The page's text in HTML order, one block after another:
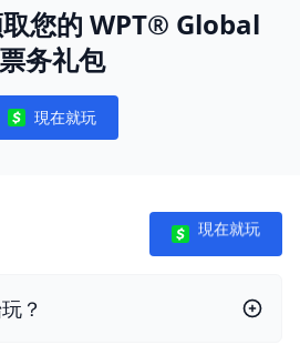
您的 WPT® Global
票务礼包
Notifications
現在就玩
現在就玩
？